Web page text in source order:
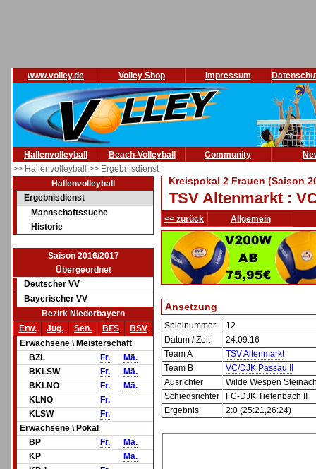
www.volley.de Volley Shop Impressum
Hallenvolleyball Beach-Volleyball Community
>> Hallenvolleyball >> Ergebnisdienst
Hallenvolleyball
Ergebnisdienst
Mannschaftssuche
Historie
Saison 2016/2017
Übergeordnet
Deutscher VV
Bayerischer VV
Bezirk Niederbayern
Erw.
Jug. Sen. BFS
BSV
Erwachsene \ Meisterschaft
BZL
Fr.
Mä.
BKLSW
Fr.
Mä.
BKLNO
Fr.
Mä.
KLNO
Fr.
KLSW
Fr.
Erwachsene \ Pokal
BP
Fr.
Mä.
KP
Mä.
Kreispokal 2 Frauen (Saison
TSV Altenmarkt :
<< zurück Allgemein
Ansetzung
Spielnummer
12
Datum / Zeit
24.09.16
Team A
TSV Altenmarkt
Team B
VC/DJK Passau II
Ausrichter
Wilde Wespen
Schiedsrichter
FC-DJK Tiefenbach II
Ergebnis
2:0 (25:21,26:24)